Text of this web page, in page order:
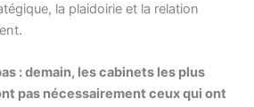
la plaidoirie et la relation
: demain, les cabinets les plus
pas nécessairement ceux qui ont